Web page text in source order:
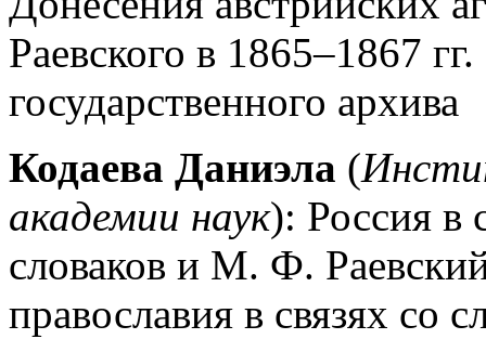
Раевского в 1865–1867
государственного архива
Кодаева Даниэла (
академии наук): Россия в
словаков и М. Ф.
православия в связях со